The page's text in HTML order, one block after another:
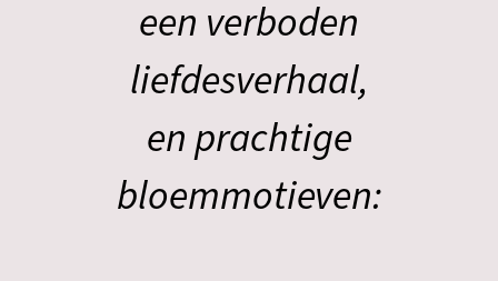
een verboden
liefdesverhaal,
en prachtige
bloemmotieven: